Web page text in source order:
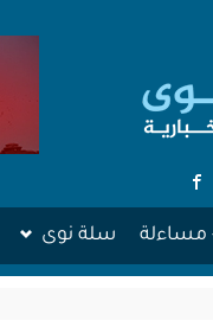
مساءلة سلة نوى